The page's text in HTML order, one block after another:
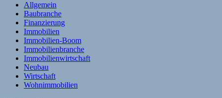
Allgemein
Baubranche
Finanzierung
Immobilien
Immobilien-Boom
Immobilienbranche
Immobilienwirtschaft
Neubau
Wirtschaft
Wohnimmobilien